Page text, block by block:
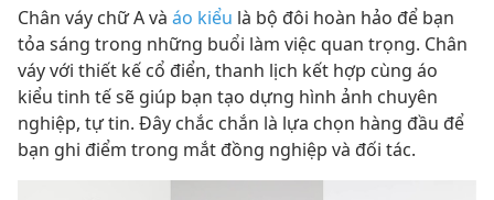
Chân váy chữ A và áo kiểu là bộ đôi hoàn hảo để bạn
tỏa sáng trong những buổi làm việc quan trọng. Chân
váy với thiết kế cổ điển, thanh lịch kết hợp cùng áo
kiểu tinh tế sẽ giúp bạn tạo dựng hình ảnh chuyên
nghiệp, tự tin. Đây chắc chắn là lựa chọn hàng đầu để
bạn ghi điểm trong mắt đồng nghiệp và đối tác.